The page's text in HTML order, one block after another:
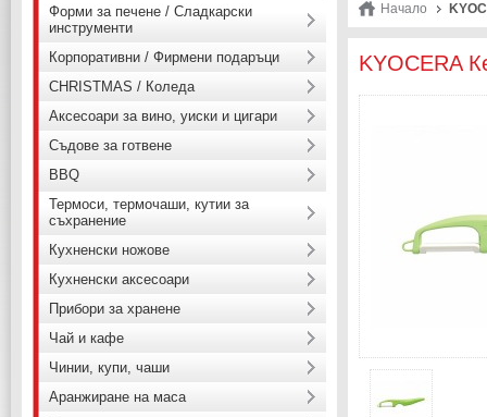
Начало
KYOCERA
Форми за печене / Сладкарски
инструменти
Корпоративни / Фирмени подаръци
CHRISTMAS / Коледа
Аксесоари за вино, уиски и цигари
Съдове за готвене
BBQ
Термоси, термочаши, кутии за
съхранение
Кухненски ножове
Кухненски аксесоари
Прибори за хранене
Чай и кафе
Чинии, купи, чаши
Аранжиране на маса